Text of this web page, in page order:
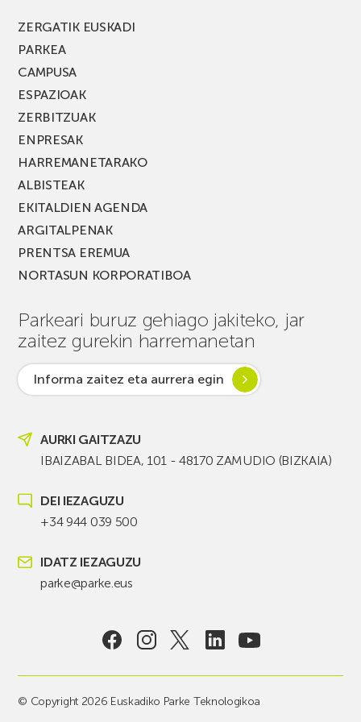
ZERGATIK EUSKADI
PARKEA
CAMPUSA
ESPAZIOAK
ZERBITZUAK
ENPRESAK
HARREMANETARAKO
ALBISTEAK
EKITALDIEN AGENDA
ARGITALPENAK
PRENTSA EREMUA
NORTASUN KORPORATIBOA
Parkeari buruz gehiago jakiteko, jar
zaitez gurekin harremanetan
Informa zaitez eta aurrera egin
AURKI GAITZAZU
IBAIZABAL BIDEA, 101 - 48170 ZAMUDIO (BIZKAIA)
DEI IEZAGUZU
+34 944 039 500
IDATZ IEZAGUZU
parke@parke.eus
© Copyright 2026 Euskadiko Parke Teknologikoa